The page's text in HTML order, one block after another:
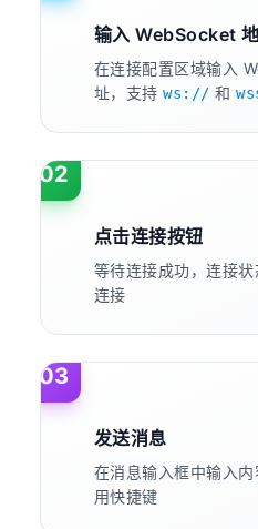
输入 WebSocket
在连接配置区域输入
址，支持ws:// 和
02
点击连接按钮
等待连接成功，连接状
连接
03
发送消息
在消息输入框中输入内
用快捷键